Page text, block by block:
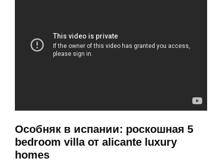
Особняк в испании: роскошная 5
bedroom villa от alicante luxury
homes